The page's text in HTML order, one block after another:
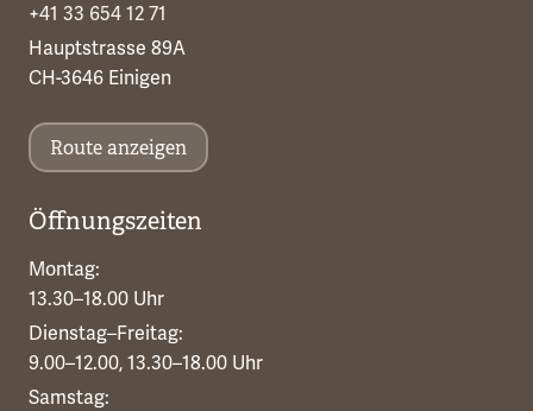
+41 33 654 12 71
Hauptstrasse 89A
CH-3646 Einigen
Route anzeigen
Öffnungszeiten
Montag:
13.30–18.00 Uhr
Dienstag–Freitag:
9.00–12.00, 13.30–18.00 Uhr
Samstag: